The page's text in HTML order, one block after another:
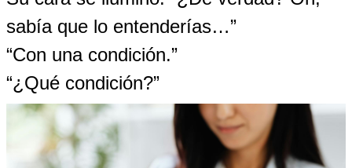
sabía que lo entenderías…”
“Con una condición.”
“¿Qué condición?”